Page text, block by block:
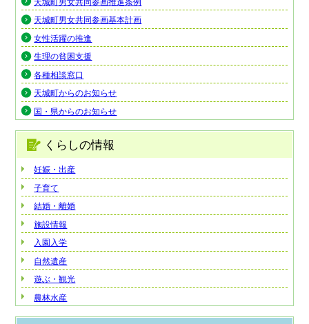
天城町男女共同参画基本計画
女性活躍の推進
生理の貧困支援
各種相談窓口
天城町からのお知らせ
国・県からのお知らせ
くらしの情報
妊娠・出産
子育て
結婚・離婚
施設情報
入園入学
自然遺産
遊ぶ・観光
農林水産